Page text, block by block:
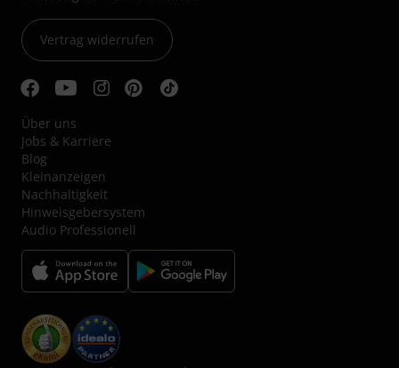
Vertrag widerrufen
Über uns
Jobs & Karriere
Blog
Kleinanzeigen
Nachhaltigkeit
Hinweisgebersystem
Audio Professionell